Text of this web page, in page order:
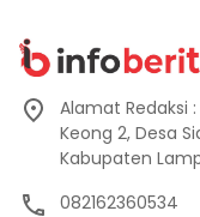
Alamat Redaksi
Keong 2, Desa
Kabupaten
082162360534